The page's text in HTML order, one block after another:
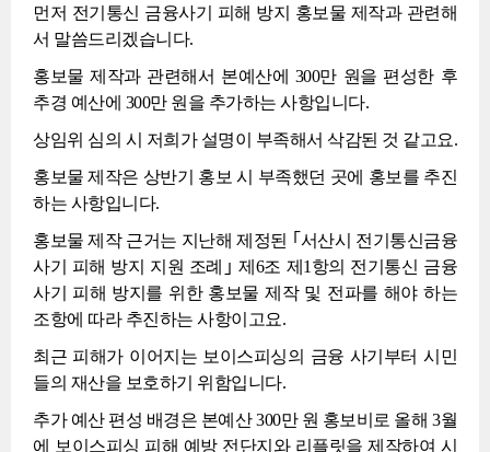
먼저 전기통신 금융사기 피해 방지 홍보물 제작과 관련해
서 말씀드리겠습니다.
홍보물 제작과 관련해서 본예산에 300만 원을 편성한 후
추경 예산에 300만 원을 추가하는 사항입니다.
상임위 심의 시 저희가 설명이 부족해서 삭감된 것 같고요.
홍보물 제작은 상반기 홍보 시 부족했던 곳에 홍보를 추진
하는 사항입니다.
홍보물 제작 근거는 지난해 제정된 ｢서산시 전기통신금융
사기 피해 방지 지원 조례｣ 제6조 제1항의 전기통신 금융
사기 피해 방지를 위한 홍보물 제작 및 전파를 해야 하는
조항에 따라 추진하는 사항이고요.
최근 피해가 이어지는 보이스피싱의 금융 사기부터 시민
들의 재산을 보호하기 위함입니다.
추가 예산 편성 배경은 본예산 300만 원 홍보비로 올해 3월
에 보이스피싱 피해 예방 전단지와 리플릿을 제작하여 시